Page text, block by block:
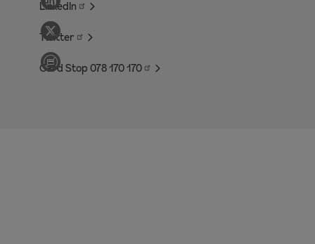
LinkedIn
Twitter
Card Stop 078 170170